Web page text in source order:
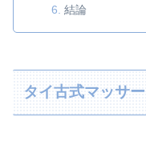
結論
タイ古式マッサ